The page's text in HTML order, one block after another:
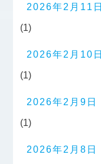
2026年2月11日
(1)
2026年2月10日
(1)
2026年2月9日
(1)
2026年2月8日